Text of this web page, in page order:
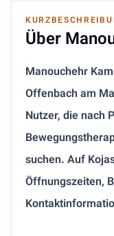
Über
Manouchehr
Offenbach am
Nutzer, die nach
suchen. Auf
Öffnungszeiten,